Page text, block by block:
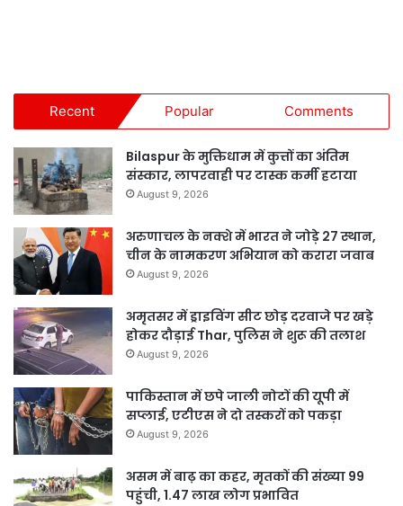
Recent Popular Comments
Bilaspur के मुक्तिधाम में कुत्तों का अंतिम
संस्कार, लापरवाही पर टास्क कर्मी हटाया
August 9, 2026
अरुणाचल के नक्शे में भारत ने जोड़े 27 स्थान,
चीन के नामकरण अभियान को करारा जवाब
August 9, 2026
अमृतसर में ड्राइविंग सीट छोड़ दरवाजे पर खड़े
होकर दौड़ाई Thar, पुलिस ने शुरू की तलाश
August 9, 2026
पाकिस्तान में छपे जाली नोटों की यूपी में
सप्लाई, एटीएस ने दो तस्करों को पकड़ा
August 9, 2026
असम में बाढ़ का कहर, मृतकों की संख्या 99
पहुंची, 1.47 लाख लोग प्रभावित